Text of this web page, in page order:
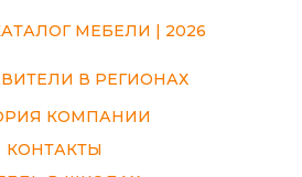
В РЕГИОНАХ
МЕБЕЛИ | 2026
КОМПАНИИ
КОНТАКТЫ